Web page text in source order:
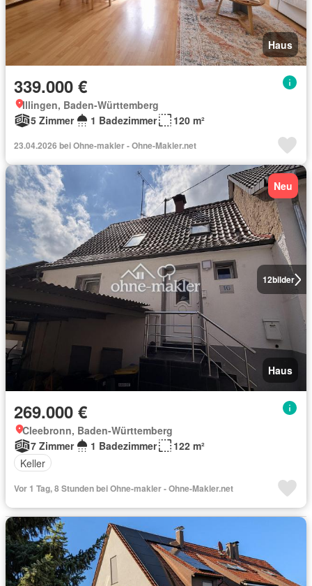
Haus
339.000 €
Illingen, Baden-Württemberg
5 Zimmer
1 Badezimmer 120 m²
23.04.2026 bei Ohne-makler - Ohne-Makler.net
12bilder
Neu
Haus
269.000 €
Cleebronn, Baden-Württemberg
7 Zimmer
1 Badezimmer
122 m²
Keller
Vor 1 Tag, 8 Stunden bei Ohne-makler - Ohne-Makler.net